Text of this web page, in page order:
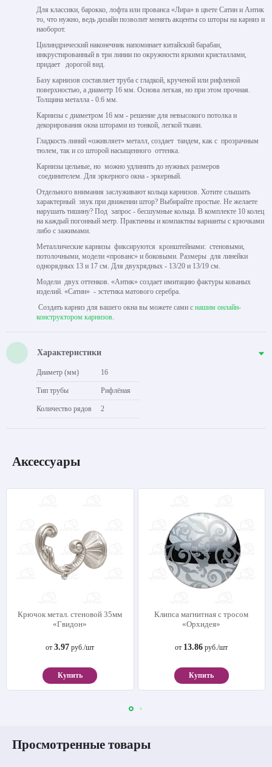
Для классики, барокко, лофта или прованса «Лира» в цвете Сатин и Антик
то, что нужно, ведь дизайн позволит менять акценты со шторы на карниз и
наоборот.
Цилиндрический наконечник напоминает китайский барабан,
инкрустированный в три линии по окружности яркими кристаллами,
придает дорогой вид.
Базу карнизов составляет труба с гладкой, крученой или рифленой
поверхностью, а диаметр 16 мм. Основа легкая, но при этом прочная.
Толщина металла - 0.6 мм.
Карнизы с диаметром 16 мм - решение для невысокого потолка и
декорирования окна шторами из тонкой, легкой ткани.
Гладкость линий «оживляет» металл, создает тандем, как с прозрачным
тюлем, так и со шторой насыщенного оттенка.
Карнизы цельные, но можно удлинить до нужных размеров
соединителем. Для эркерного окна - эркерный.
Отдельного внимания заслуживают кольца карнизов. Хотите слышать
характерный звук при движении штор? Выбирайте простые. Не желаете
нарушать тишину? Под запрос - бесшумные кольца. В комплекте 10 колец
на каждый погонный метр. Практичны и компактны варианты с крючками
либо с зажимами.
Металлические карнизы фиксируются кронштейнами: стеновыми,
потолочными, модели «прованс» и боковыми. Размеры для линейки
однорядных 13 и 17 см. Для двухрядных - 13/20 и 13/19 см.
Модели двух оттенков. «Антик» создает имитацию фактуры кованых
изделий. «Сатин» - эстетика матового серебра.
Создать карниз для вашего окна вы можете сами с нашим онлайн-
конструктором карнизов.
Характеристики
Диаметр (мм) 16
Тип трубы Рифлёная
Количество рядов 2
Аксессуары
Крючок метал. стеновой 35мм
«Гвидон»
от3.97 руб./шт
Купить
Клипса магнитная с тросом
«Орхидея»
от 13.86 руб./шт
Купить
Просмотренные товары